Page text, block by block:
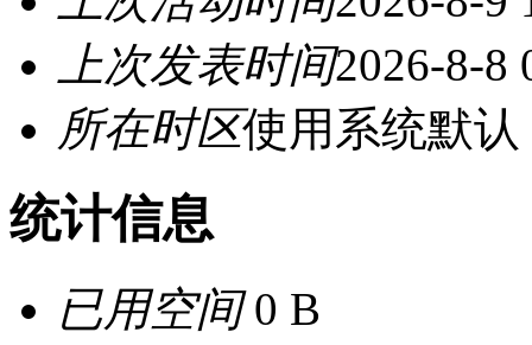
上次发表时间2026-8-8
所在时区使用系统默认
统计信息
已用空间0 B